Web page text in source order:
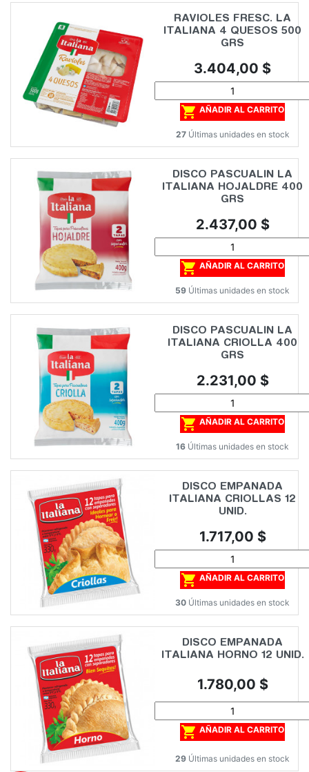
RAVIOLES FRESC. LA
ITALIANA 4 QUESOS 500
GRS
Precio
3.404,00 $
 AÑADIR AL CARRITO
27 Últimas unidades en stock
DISCO PASCUALIN LA
ITALIANA HOJALDRE 400
GRS
Precio
2.437,00 $
 AÑADIR AL CARRITO
59 Últimas unidades en stock
DISCO PASCUALIN LA
ITALIANA CRIOLLA 400
GRS
Precio
2.231,00 $
 AÑADIR AL CARRITO
16 Últimas unidades en stock
DISCO EMPANADA
ITALIANA CRIOLLAS 12
UNID.
Precio
1.717,00 $
 AÑADIR AL CARRITO
30 Últimas unidades en stock
DISCO EMPANADA
ITALIANA HORNO 12 UNID.
Precio
1.780,00 $
 AÑADIR AL CARRITO
29 Últimas unidades en stock